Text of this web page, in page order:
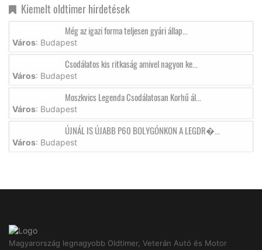
Kiemelt oldtimer hirdetések
Még az igazi forma teljesen gyári állap...
Város: Budapest
Csodálatos kis ritkaság amivel nagyon ke...
Város: Budapest
Moszkvics Legenda Csodálatosan Korhű ál...
Város: Budapest
ÚJNÁL IS ÚJABB P60 BOLYGÓNKON A LEGDR�...
Város: Budapest
Magyarország legnagyobb Oldtimer, Veterán Autó és Motor